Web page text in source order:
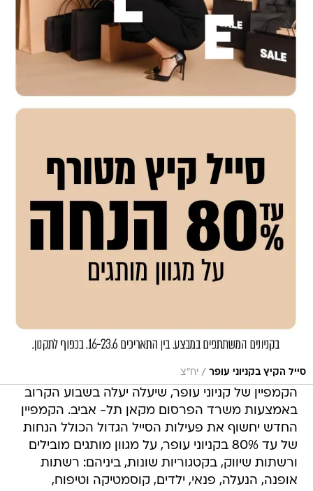
סייל הקיץ בקניוני עופר / יח"צ
הקמפיין של קניוני עופר, שיעלה יעלה בשבוע הקרוב
באמצעות משרד הפרסום מקאן תל- אביב. הקמפיין
החדש יחשוף את פעילות הסייל הגדול הכולל הנחות
של עד 80% בקניוני עופר, על מגוון מותגים מובילים
ורשתות שיווק, בקטגוריות שונות, ביניהם: רשתות
אופנה, הנעלה, פנאי, ילדים, קוסמטיקה וטיפוח,